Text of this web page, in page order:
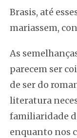
Brasis, até
mariassem,
As
parecem ser
de ser do
literatura
familiaridade
enquanto nos